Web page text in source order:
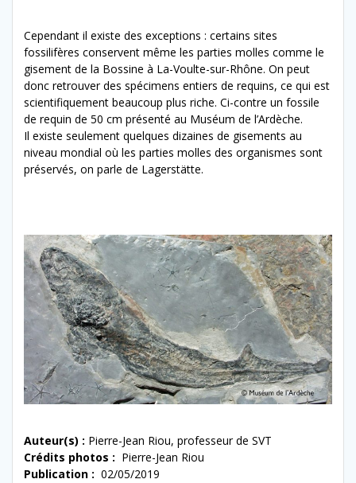
Cependant il existe des exceptions : certains sites
fossilifères conservent même les parties molles comme le
gisement de la Bossine à La-Voulte-sur-Rhône. On peut
donc retrouver des spécimens entiers de requins, ce qui est
scientifiquement beaucoup plus riche. Ci-contre un fossile
de requin de 50 cm présenté au Muséum de l’Ardèche.
Il existe seulement quelques dizaines de gisements au
niveau mondial où les parties molles des organismes sont
préservés, on parle de Lagerstätte.
Auteur(s) : Pierre-Jean Riou, professeur de SVT
Crédits photos : Pierre-Jean Riou
Publication : 02/05/2019